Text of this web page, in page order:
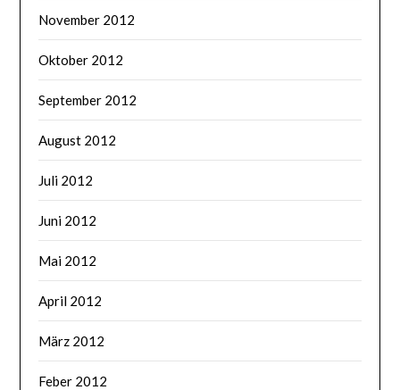
November 2012
Oktober 2012
September 2012
August 2012
Juli 2012
Juni 2012
Mai 2012
April 2012
März 2012
Feber 2012